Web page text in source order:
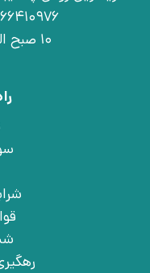
021-66410976 | 09030925756
10 صبح الی 15 (3 بعد از ظهر)